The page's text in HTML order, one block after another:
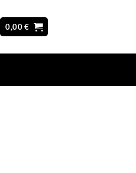
0,00€